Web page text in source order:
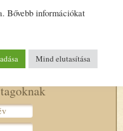
Bővebb információkat
Mind elutasítása